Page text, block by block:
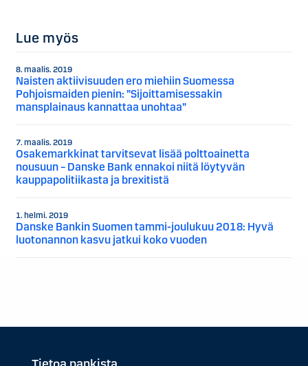
Lue myös
8. maalis. 2019
Naisten aktiivisuuden ero miehiin Suomessa
Pohjoismaiden pienin: ”Sijoittamisessakin
mansplainaus kannattaa unohtaa”
7. maalis. 2019
Osakemarkkinat tarvitsevat lisää polttoainetta
nousuun – Danske Bank ennakoi niitä löytyvän
kauppapolitiikasta ja brexitistä
1. helmi. 2019
Danske Bankin Suomen tammi-joulukuu 2018: Hyvä
luotonannon kasvu jatkui koko vuoden